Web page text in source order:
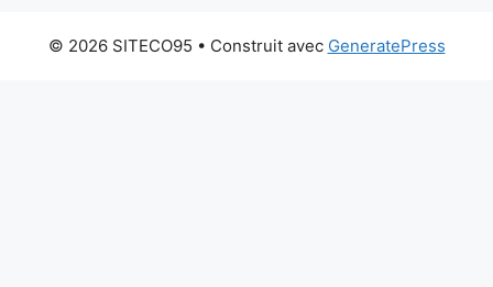
© 2026 SITECO95 • Construit avec GeneratePress